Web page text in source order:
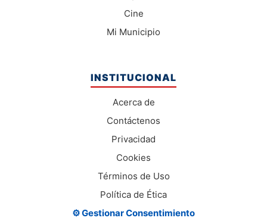
Cine
Mi Municipio
INSTITUCIONAL
Acerca de
Contáctenos
Privacidad
Cookies
Términos de Uso
Política de Ética
⚙️ Gestionar Consentimiento